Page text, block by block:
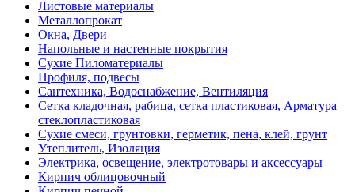
Листовые материалы
Металлопрокат
Окна, Двери
Напольные и настенные покрытия
Сухие Пиломатериалы
Профиля, подвесы
Сантехника, Водоснабжение, Вентиляция
Сетка кладочная, рабица, сетка пластиковая, Арматура
стеклопластиковая
Сухие смеси, грунтовки, герметик, пена, клей, грунт
Утеплитель, Изоляция
Электрика, освещение, электротовары и аксессуары
Кирпич облицовочный